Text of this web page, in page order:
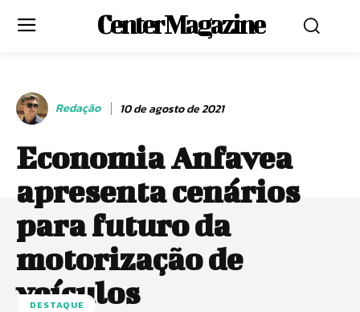
Center Magazine
Redação 10 de agosto de 2021
Economia Anfavea
apresenta cenários
para futuro da
motorização de
veículos
DESTAQUE